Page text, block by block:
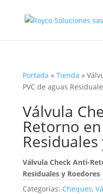
Portada » Tienda »
PVC de aguas
Válvula
Retorno
Válvula Check Anti-
Residuales y Roedores
Categorías: Cheques,